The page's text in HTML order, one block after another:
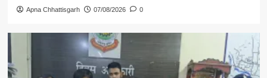
Apna Chhattisgarh 07/08/2026 0